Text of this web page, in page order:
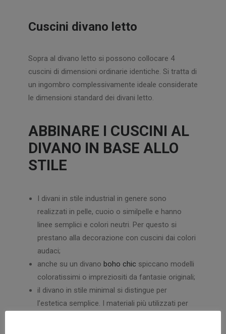
Cuscini divano letto
Sopra al divano letto si possono collocare 4
cuscini di dimensioni ordinarie identiche. Si tratta di
un ingombro complessivamente ideale considerate
le dimensioni standard dei divani letto.
ABBINARE I CUSCINI AL
DIVANO IN BASE ALLO
STILE
I divani in stile industrial in genere sono
realizzati in pelle, cuoio o similpelle e hanno
linee semplici e colori neutri. Per questo si
prestano alla decorazione con cuscini dai colori
audaci;
anche su un divano boho chic spiccano modelli
coloratissimi o impreziositi da fantasie originali;
il divano in stile minimal si distingue per
l’estetica semplice. I materiali più utilizzati per